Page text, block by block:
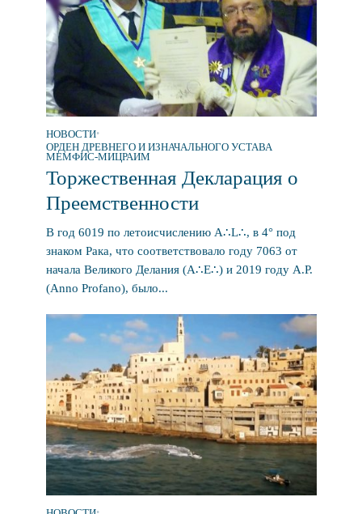
НОВОСТИ•
ОРДЕН ДРЕВНЕГО И ИЗНАЧАЛЬНОГО УСТАВА
МЕМФИС-МИЦРАИМ
Торжественная Декларация о
Преемственности
В год 6019 по летоисчислению A∴L∴, в 4° под
знаком Рака, что соответствовало году 7063 от
начала Великого Делания (A∴E∴) и 2019 году A.P.
(Anno Profano), было...